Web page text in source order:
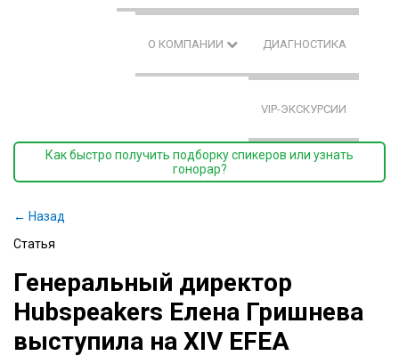
О КОМПАНИИ ДИАГНОСТИКА
VIP-ЭКСКУРСИИ
Как быстро получить подборку спикеров или узнать
гонорар?
← Назад
Статья
Генеральный директор
Hubspeakers Елена Гришнева
выступила на XIV EFEA